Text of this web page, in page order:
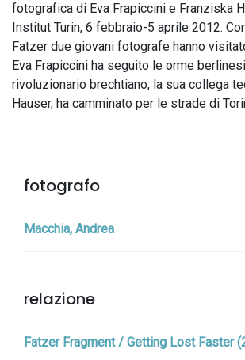
fotografica di Eva Frapiccini e Franziska
Institut Turin, 6 febbraio-5 aprile 2012.
Fatzer due giovani fotografe hanno
Eva Frapiccini ha seguito le orme
rivoluzionario brechtiano, la sua collega
Hauser, ha camminato per le strade di
fotografo
Macchia, Andrea
relazione
Fatzer Fragment / Getting Lost Faster